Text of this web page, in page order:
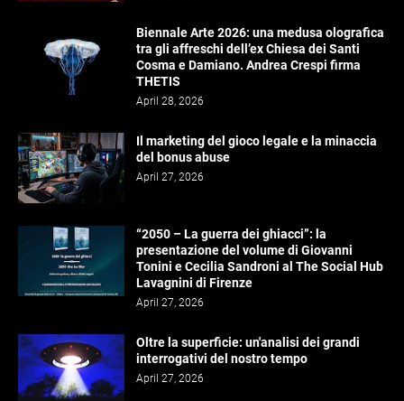
Biennale Arte 2026: una medusa olografica
tra gli affreschi dell’ex Chiesa dei Santi
Cosma e Damiano. Andrea Crespi firma
THETIS
April 28, 2026
Il marketing del gioco legale e la minaccia
del bonus abuse
April 27, 2026
“2050 – La guerra dei ghiacci”: la
presentazione del volume di Giovanni
Tonini e Cecilia Sandroni al The Social Hub
Lavagnini di Firenze
April 27, 2026
Oltre la superficie: un'analisi dei grandi
interrogativi del nostro tempo
April 27, 2026